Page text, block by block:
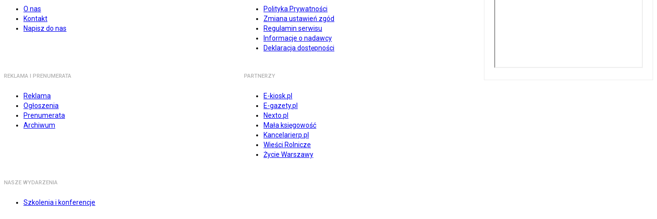
O nas
Kontakt
Napisz do nas
Polityka Prywatności
Zmiana ustawień zgód
Regulamin serwisu
Informacje o nadawcy
Deklaracja dostępności
REKLAMA I PRENUMERATA
Reklama
Ogłoszenia
Prenumerata
Archiwum
PARTNERZY
E-kiosk.pl
E-gazety.pl
Nexto.pl
Mała księgowość
Kancelarierp.pl
Wieści Rolnicze
Życie Warszawy
NASZE WYDARZENIA
Szkolenia i konferencje